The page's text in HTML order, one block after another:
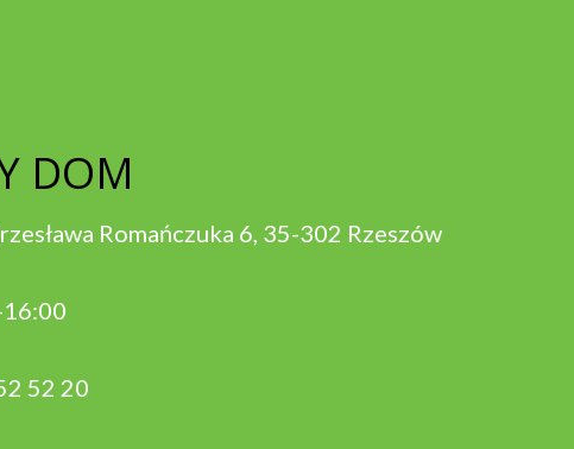
DOM
Romańczuka 6, 35-302 Rzeszów
52 20